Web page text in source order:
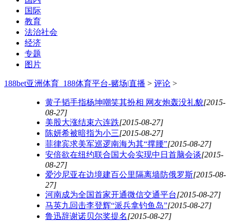
国际
教育
法治社会
经济
专题
图片
188bet亚洲体育_188体育平台-赌场|直播 > 评论 >
黄子韬手指杨坤嘲笑其扮相 网友炮轰没礼貌[2015-
08-27]
美股大涨结束六连跌[2015-08-27]
陈妍希被暗指为小三[2015-08-27]
菲律宾求美军巡逻南海为其“撑腰”[2015-08-27]
安倍欲在纽约联合国大会实现中日首脑会谈[2015-
08-27]
爱沙尼亚在边境建百公里隔离墙防俄罗斯[2015-08-
27]
河南成为全国首家开通微信交通平台[2015-08-27]
马英九回击李登辉“派兵拿钓鱼岛”[2015-08-27]
鲁迅辞谢诺贝尔奖提名[2015-08-27]